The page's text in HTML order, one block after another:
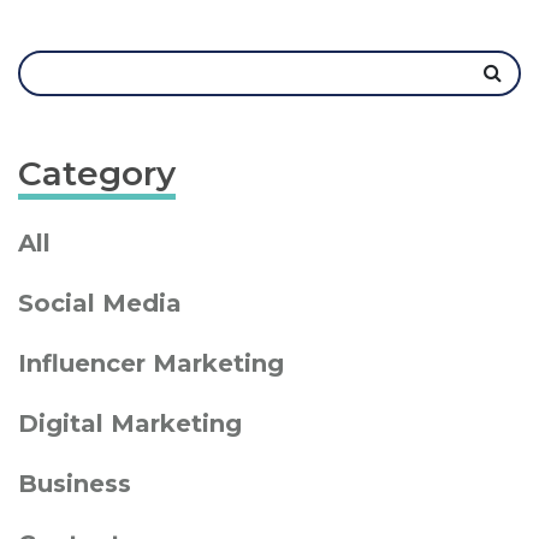
Category
All
Social Media
Influencer Marketing
Digital Marketing
Business